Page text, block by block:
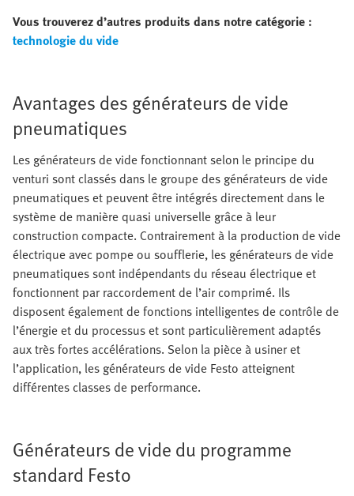
Vous trouverez d’autres produits dans notre catégorie :
technologie du vide
Avantages des générateurs de vide
pneumatiques
Les générateurs de vide fonctionnant selon le principe du
venturi sont classés dans le groupe des générateurs de vide
pneumatiques et peuvent être intégrés directement dans le
système de manière quasi universelle grâce à leur
construction compacte. Contrairement à la production de vide
électrique avec pompe ou soufflerie, les générateurs de vide
pneumatiques sont indépendants du réseau électrique et
fonctionnent par raccordement de l’air comprimé. Ils
disposent également de fonctions intelligentes de contrôle de
l’énergie et du processus et sont particulièrement adaptés
aux très fortes accélérations. Selon la pièce à usiner et
l’application, les générateurs de vide Festo atteignent
différentes classes de performance.
Générateurs de vide du programme
standard Festo